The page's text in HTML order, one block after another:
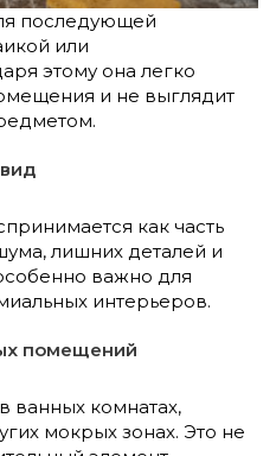
последующей
или
этому она легко
и не выглядит
как часть
лишних деталей и
важно для
интерьеров.
помещений
ванных комнатах,
мокрых зонах. Это не